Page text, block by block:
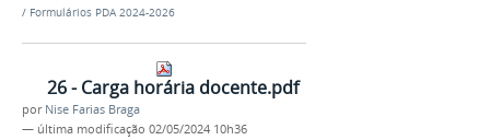
/ Formulários PDA 2024-2026
26 - Carga horária docente.pdf
por Nise Farias Braga
— última modificação 02/05/2024 10h36